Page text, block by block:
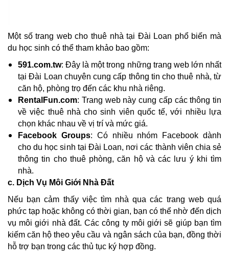
Một số trang web cho thuê nhà tại Đài Loan phổ biến mà
du học sinh có thể tham khảo bao gồm:
591.com.tw: Đây là một trong những trang web lớn nhất
tại Đài Loan chuyên cung cấp thông tin cho thuê nhà, từ
căn hộ, phòng trọ đến các khu nhà riêng.
RentalFun.com: Trang web này cung cấp các thông tin
về việc thuê nhà cho sinh viên quốc tế, với nhiều lựa
chọn khác nhau về vị trí và mức giá.
Facebook Groups: Có nhiều nhóm Facebook dành
cho du học sinh tại Đài Loan, nơi các thành viên chia sẻ
thông tin cho thuê phòng, căn hộ và các lưu ý khi tìm
nhà.
c. Dịch Vụ Môi Giới Nhà Đất
Nếu bạn cảm thấy việc tìm nhà qua các trang web quá
phức tạp hoặc không có thời gian, bạn có thể nhờ đến dịch
vụ môi giới nhà đất. Các công ty môi giới sẽ giúp bạn tìm
kiếm căn hộ theo yêu cầu và ngân sách của bạn, đồng thời
hỗ trợ bạn trong các thủ tục ký hợp đồng.